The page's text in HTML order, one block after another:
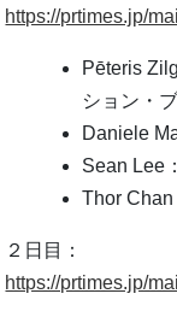
https://prtimes.jp/
Pēteris
ション・
Daniele
Sean Lee
Thor
２日目：
https://prtimes.jp/